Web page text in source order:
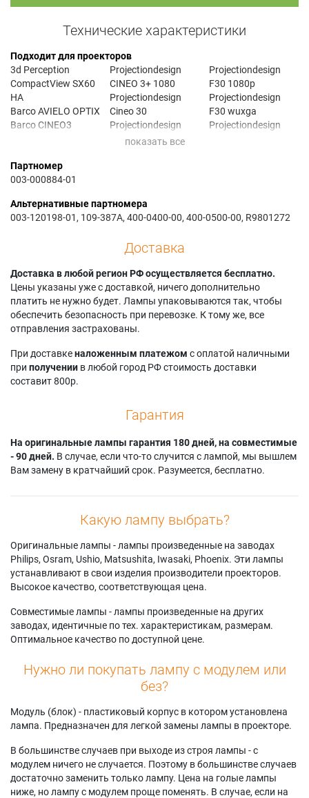
Технические характеристики
Подходит для проекторов
3d Perception
CompactView SX60
HA
Barco AVIELO OPTIX
Barco CINEO3
Barco CNWU-61B
Barco CNWU-81B
Barco CRPN-52B
Barco CRPN-62B
Barco F3 SX+
Barco F3 XGA
Barco F30
Barco F32 sx+
Barco FL32 WUXGA
Christie DS +65
Christie DS+65
Christie DS+650
Christie HD450
Projectiondesign
Avielo Optix 1080
Projectiondesign
CINEO 3+ 1080
Projectiondesign
Cineo 30
Projectiondesign
Cineo 30 1080
Projectiondesign
Cineo 35
cineo3+
cineo3+ 1080
Projectiondesign
cineo30 1080
Projectiondesign
cineo30 720
CINEO35
Projectiondesign
F3+ SX+
F3+ SXGA
Projectiondesign
F3+ SXGA+
F30 1080
Projectiondesign
F30 1080p
Projectiondesign
F30 wuxga
Projectiondesign
F32 1080p
F32 WUXGA
Projectiondesign
F35
Projectiondesign
F35 AS3D WUXGA
Projectiondesign
FL32 1080
Projectiondesign
FL32 WUXGA
Партномер
003-000884-01
Альтернативные партномера
003-120198-01, 109-387A, 400-0400-00, 400-0500-00, R9801272
Доставка
Доставка в любой регион РФ осуществляется бесплатно.
Цены указаны уже с доставкой, ничего дополнительно
платить не нужно будет. Лампы упаковываются так, чтобы
обеспечить безопасность при перевозке. К тому же, все
отправления застрахованы.
При доставкеналоженным платежом с оплатой наличными
при получении в любой город РФ стоимость доставки
составит 800р.
Гарантия
На оригинальные лампы гарантия 180 дней, на совместимые
- 90 дней. В случае, если что-то случится с лампой, мы вышлем
Вам замену в кратчайший срок. Разумеется, бесплатно.
Какую лампу выбрать?
Оригинальные лампы - лампы произведенные на заводах
Philips, Osram, Ushio, Matsushita, Iwasaki, Phoenix. Эти лампы
устанавливают в свои изделия производители проекторов.
Высокое качество, соответствующая цена.
Совместимые лампы - лампы произведенные на других
заводах, идентичные по тех. характеристикам, размерам.
Оптимальное качество по доступной цене.
Нужно ли покупать лампу с модулем или
без?
Модуль (блок) - пластиковый корпус в котором установлена
лампа. Предназначен для легкой замены лампы в проекторе.
В большинстве случаев при выходе из строя лампы - с
модулем ничего не случается. Поэтому в большинстве случаев
достаточно заменить только лампу. Цена на голые лампы
ниже, но лампу с модулем проще поменять. В случае, если на